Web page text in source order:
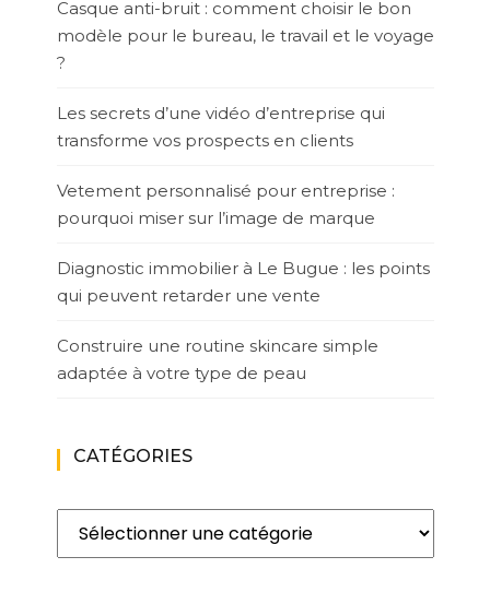
Casque anti-bruit : comment choisir le bon
modèle pour le bureau, le travail et le voyage
?
Les secrets d’une vidéo d’entreprise qui
transforme vos prospects en clients
Vetement personnalisé pour entreprise :
pourquoi miser sur l’image de marque
Diagnostic immobilier à Le Bugue : les points
qui peuvent retarder une vente
Construire une routine skincare simple
adaptée à votre type de peau
CATÉGORIES
Catégories